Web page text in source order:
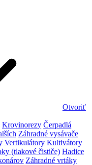
Otvoriť
Krovinorezy Čerpadlá
Záhradné vysávače
Vertikulátory Kultivátory
(tlakové čističe) Hadice
Záhradné vrtáky